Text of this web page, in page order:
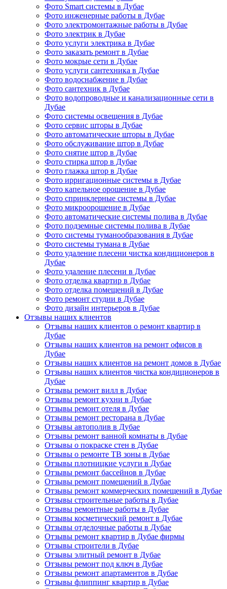
Фото Smart системы в Дубае
Фото инженерные работы в Дубае
Фото электромонтажные работы в Дубае
Фото электрик в Дубае
Фото услуги электрика в Дубае
Фото заказать ремонт в Дубае
Фото мокрые сети в Дубае
Фото услуги сантехника в Дубае
Фото водоснабжение в Дубае
Фото сантехник в Дубае
Фото водопроводные и канализационные сети в
Дубае
Фото системы освещения в Дубае
Фото сервис шторы в Дубае
Фото автоматические шторы в Дубае
Фото обслуживание штор в Дубае
Фото снятие штор в Дубае
Фото стирка штор в Дубае
Фото глажка штор в Дубае
Фото ирригационные системы в Дубае
Фото капельное орошение в Дубае
Фото спринклерные системы в Дубае
Фото микроорошение в Дубае
Фото автоматические системы полива в Дубае
Фото подземные системы полива в Дубае
Фото системы туманообразования в Дубае
Фото системы тумана в Дубае
Фото удаление плесени чистка кондиционеров в
Дубае
Фото удаление плесени в Дубае
Фото отделка квартир в Дубае
Фото отделка помещений в Дубае
Фото ремонт студии в Дубае
Фото дизайн интерьеров в Дубае
Отзывы наших клиентов
Отзывы наших клиентов о ремонт квартир в
Дубае
Отзывы наших клиентов на ремонт офисов в
Дубае
Отзывы наших клиентов на ремонт домов в Дубае
Отзывы наших клиентов чистка кондиционеров в
Дубае
Отзывы ремонт вилл в Дубае
Отзывы ремонт кухни в Дубае
Отзывы ремонт отеля в Дубае
Отзывы ремонт ресторана в Дубае
Отзывы автополив в Дубае
Отзывы ремонт ванной комнаты в Дубае
Отзывы о покраске стен в Дубае
Отзывы о ремонте ТВ зоны в Дубае
Отзывы плотницкие услуги в Дубае
Отзывы ремонт бассейнов в Дубае
Отзывы ремонт помещений в Дубае
Отзывы ремонт коммерческих помещений в Дубае
Отзывы строительные работы в Дубае
Отзывы ремонтные работы в Дубае
Отзывы косметический ремонт в Дубае
Отзывы отделочные работы в Дубае
Отзывы ремонт квартир в Дубае фирмы
Отзывы строители в Дубае
Отзывы элитный ремонт в Дубае
Отзывы ремонт под ключ в Дубае
Отзывы ремонт апартаментов в Дубае
Отзывы флиппинг квартир в Дубае